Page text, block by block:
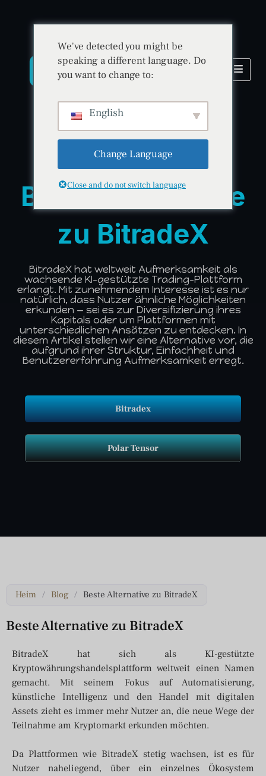
Neue Handelsmöglichkeiten erkunden
Beste Alternative
zu BitradeX
BitradeX hat weltweit Aufmerksamkeit als
wachsende KI-gestützte Trading-Plattform
erlangt. Mit zunehmendem Interesse ist es nur
natürlich, dass Nutzer ähnliche Möglichkeiten
erkunden — sei es zur Diversifizierung ihres
Kapitals oder um Plattformen mit
unterschiedlichen Ansätzen zu entdecken. In
diesem Artikel stellen wir eine Alternative vor, die
aufgrund ihrer Struktur, Einfachheit und
Benutzererfahrung Aufmerksamkeit erregt.
Bitradex
Polar Tensor
Heim / Blog / Beste Alternative zu BitradeX
Beste Alternative zu BitradeX
BitradeX hat sich als KI-gestützte
Kryptowährungshandelsplattform weltweit einen Namen
gemacht. Mit seinem Fokus auf Automatisierung,
künstliche Intelligenz und den Handel mit digitalen
Assets zieht es immer mehr Nutzer an, die neue Wege der
Teilnahme am Kryptomarkt erkunden möchten.
Da Plattformen wie BitradeX stetig wachsen, ist es für
Nutzer naheliegend, über ein einzelnes Ökosystem
We've detected you might be
speaking a different language. Do
you want to change to:
English
Change Language
Close and do not switch language